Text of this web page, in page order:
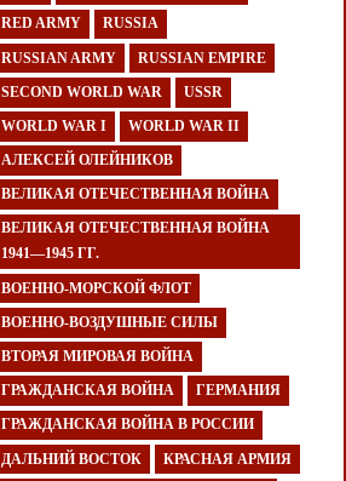
RED ARMY RUSSIA
RUSSIAN ARMY RUSSIAN EMPIRE
SECOND WORLD WAR USSR
WORLD WAR I WORLD WAR II
АЛЕКСЕЙ ОЛЕЙНИКОВ
ВЕЛИКАЯ ОТЕЧЕСТВЕННАЯ ВОЙНА
ВЕЛИКАЯ ОТЕЧЕСТВЕННАЯ ВОЙНА
1941—1945 ГГ.
ВОЕННО-МОРСКОЙ ФЛОТ
ВОЕННО-ВОЗДУШНЫЕ СИЛЫ
ВТОРАЯ МИРОВАЯ ВОЙНА
ГРАЖДАНСКАЯ ВОЙНА ГЕРМАНИЯ
ГРАЖДАНСКАЯ ВОЙНА В РОССИИ
ДАЛЬНИЙ ВОСТОК КРАСНАЯ АРМИЯ